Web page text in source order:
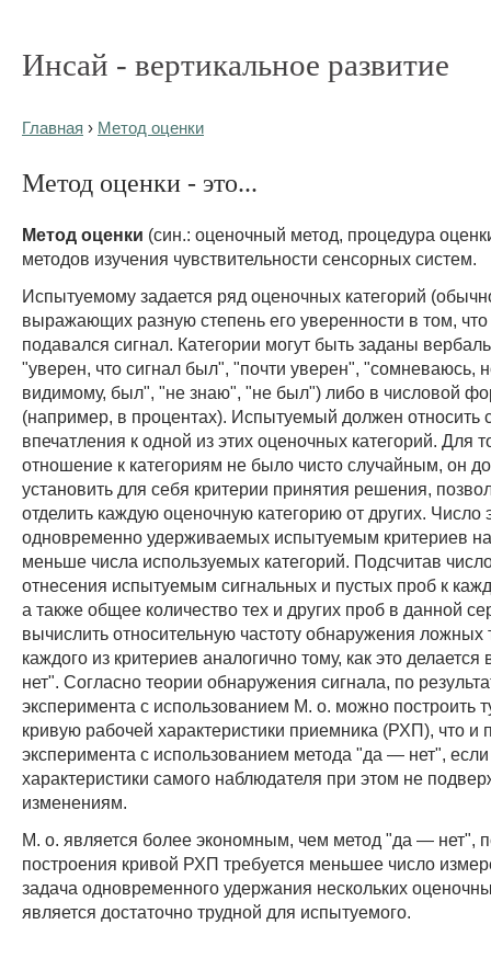
Инсай - вертикальное развитие
Главная › Метод оценки
Метод оценки - это...
Метод оценки (син.: оценочный метод, процедура
методов изучения чувствительности сенсорных систем.
Испытуемому задается ряд оценочных категорий
выражающих разную степень его уверенности в том,
подавался сигнал. Категории могут быть заданы
"уверен, что сигнал был", "почти уверен", "сомневаюсь,
видимому, был", "не знаю", "не был") либо в числовой
(например, в процентах). Испытуемый должен относить
впечатления к одной из этих оценочных категорий. Для
отношение к категориям не было чисто случайным, он
установить для себя критерии принятия решения,
отделить каждую оценочную категорию от других. Число
одновременно удерживаемых испытуемым критериев
меньше числа используемых категорий. Подсчитав
отнесения испытуемым сигнальных и пустых проб к
а также общее количество тех и других проб в данной
вычислить относительную частоту обнаружения ложных
каждого из критериев аналогично тому, как это
нет". Согласно теории обнаружения сигнала, по
эксперимента с использованием М. о. можно построить
кривую рабочей характеристики приемника (РХП), что и
эксперимента с использованием метода "да — нет", если
характеристики самого наблюдателя при этом не
изменениям.
М. о. является более экономным, чем метод "да — нет",
построения кривой РХП требуется меньшее число
задача одновременного удержания нескольких
является достаточно трудной для испытуемого.